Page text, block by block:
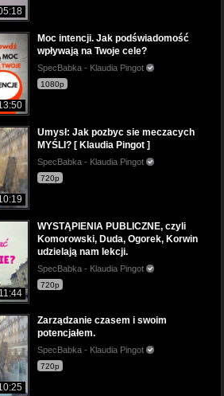
Moc intencji. Jak podświadomość
wpływają na Twoje cele?
SpecBabka - Klaudia Pingot
1080p
Umysł: Jak pozbyc sie meczacych
MYŚLI? [ Klaudia Pingot ]
SpecBabka - Klaudia Pingot
720p
11:44
WYSTĄPIENIA PUBLICZNE, czyli
Komorowski, Duda, Ogorek, Korwin
udzielają nam lekcji.
SpecBabka - Klaudia Pingot
720p
Zarządzanie czasem i swoim
potencjałem.
SpecBabka - Klaudia Pingot
720p